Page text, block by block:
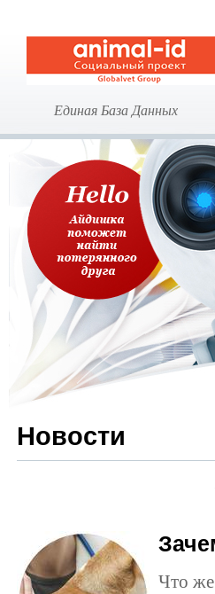
Единая База Данных
Новости
Что же